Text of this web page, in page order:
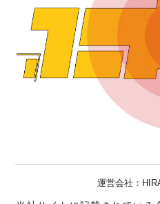
運営会社：